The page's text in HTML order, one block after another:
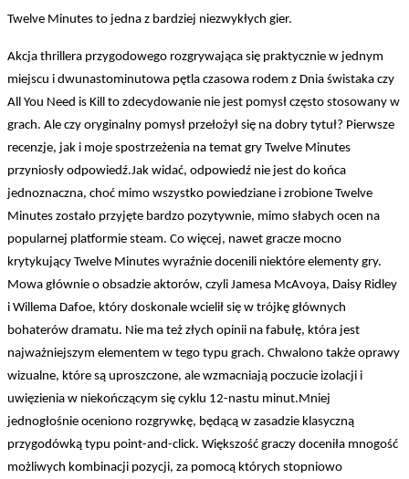
Twelve Minutes to jedna z bardziej niezwykłych gier.
Akcja thrillera przygodowego rozgrywająca się praktycznie w jednym
miejscu i dwunastominutowa pętla czasowa rodem z Dnia świstaka czy
All You Need is Kill to zdecydowanie nie jest pomysł często stosowany w
grach. Ale czy oryginalny pomysł przełożył się na dobry tytuł? Pierwsze
recenzje, jak i moje spostrzeżenia na temat gry Twelve Minutes
przyniosły odpowiedź.Jak widać, odpowiedź nie jest do końca
jednoznaczna, choć mimo wszystko powiedziane i zrobione Twelve
Minutes zostało przyjęte bardzo pozytywnie, mimo słabych ocen na
popularnej platformie steam. Co więcej, nawet gracze mocno
krytykujący Twelve Minutes wyraźnie docenili niektóre elementy gry.
Mowa głównie o obsadzie aktorów, czyli Jamesa McAvoya, Daisy Ridley
i Willema Dafoe, który doskonale wcielił się w trójkę głównych
bohaterów dramatu. Nie ma też złych opinii na fabułę, która jest
najważniejszym elementem w tego typu grach. Chwalono także oprawy
wizualne, które są uproszczone, ale wzmacniają poczucie izolacji i
uwięzienia w niekończącym się cyklu 12-nastu minut.Mniej
jednogłośnie oceniono rozgrywkę, będącą w zasadzie klasyczną
przygodówką typu point-and-click. Większość graczy doceniła mnogość
możliwych kombinacji pozycji, za pomocą których stopniowo